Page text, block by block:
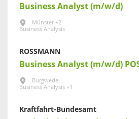
Business Analyst (m/w/d)
Münster +2
Business Analysis
ROSSMANN
Business Analyst (m/w/d)
Burgwedel
Business Analysis +1
Kraftfahrt-Bundesamt